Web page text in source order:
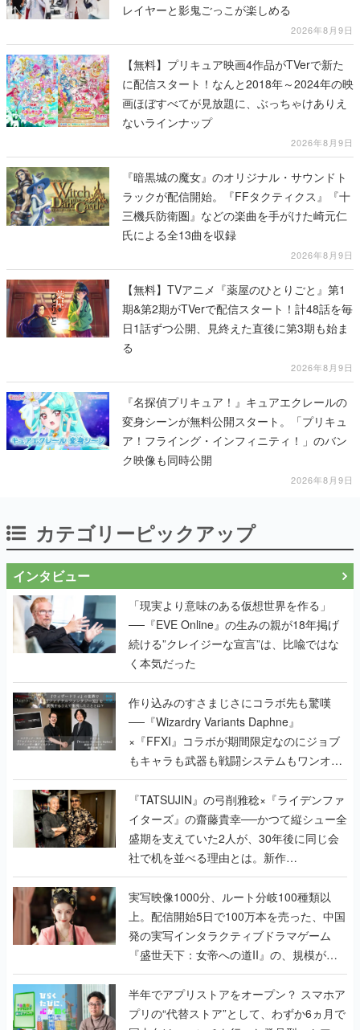
レイヤーと影鬼ごっこが楽しめる
2026年8月9日
【無料】プリキュア映画4作品がTVerで新た
に配信スタート！なんと2018年～2024年の映
画ほぼすべてが見放題に、ぶっちゃけありえ
ないラインナップ
2026年8月9日
『暗黒城の魔女』のオリジナル・サウンドト
ラックが配信開始。『FFタクティクス』『十
三機兵防衛圏』などの楽曲を手がけた崎元仁
氏による全13曲を収録
2026年8月9日
【無料】TVアニメ『薬屋のひとりごと』第1
期&第2期がTVerで配信スタート！計48話を毎
日1話ずつ公開、見終えた直後に第3期も始ま
る
2026年8月9日
『名探偵プリキュア！』キュアエクレールの
変身シーンが無料公開スタート。「プリキュ
ア！フライング・インフィニティ！」のバン
ク映像も同時公開
2026年8月9日
カテゴリーピックアップ
インタビュー
「現実より意味のある仮想世界を作る」
──『EVE Online』の生みの親が18年掲げ
続ける”クレイジーな宣言”は、比喩ではな
く本気だった
作り込みのすさまじさにコラボ先も驚嘆
──『Wizardry Variants Daphne』
×『FFXI』コラボが期間限定なのにジョブ
もキャラも武器も戦闘システムもワンオフ
で作り込まれた理由を両ディレクターに聞
く
『TATSUJIN』の弓削雅稔×『ライデンファ
イターズ』の齋藤貴幸──かつて縦シュー全
盛期を支えていた2人が、30年後に同じ会
社で机を並べる理由とは。新作
『TATSUJIN EXTREME』で初タッグを組
んだレジェンド2人に訊く開発秘話
実写映像1000分、ルート分岐100種類以
上。配信開始5日で100万本を売った、中国
発の実写インタラクティブドラマゲーム
『盛世天下：女帝への道II』の、規模が違
うこだわりをプロデューサーに聞いた
半年でアプリストアをオープン？ スマホア
プリの“代替ストア”として、わずか6ヵ月で